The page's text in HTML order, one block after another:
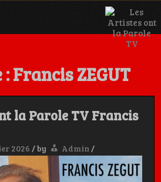
:Francis ZEGUT
la Parole TV Francis
2026 /by Admin /